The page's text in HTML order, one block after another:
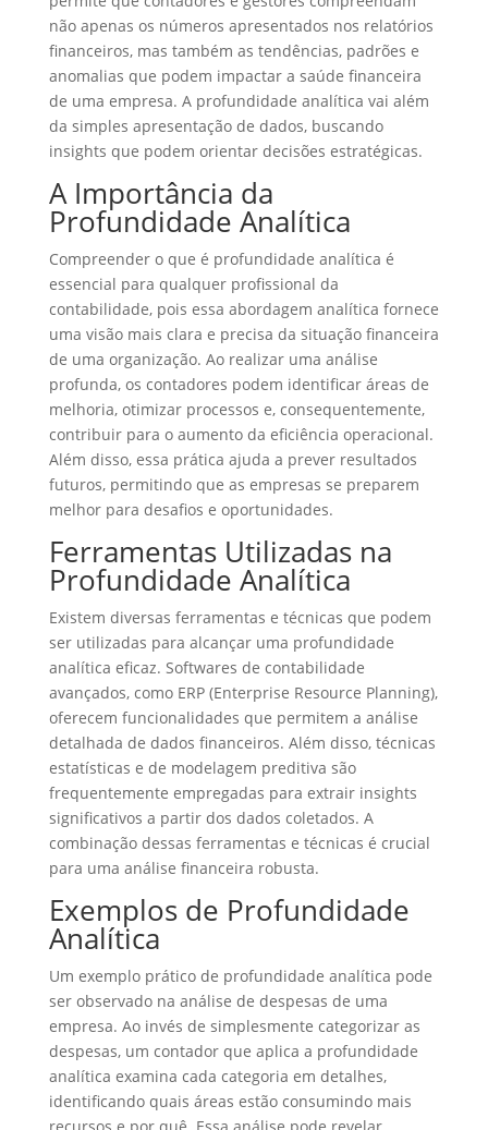
não apenas os números apresentados nos relatórios
financeiros, mas também as tendências, padrões e
anomalias que podem impactar a saúde financeira
de uma empresa. A profundidade analítica vai além
da simples apresentação de dados, buscando
insights que podem orientar decisões estratégicas.
A Importância da
Profundidade Analítica
Compreender o que é profundidade analítica é
essencial para qualquer profissional da
contabilidade, pois essa abordagem analítica fornece
uma visão mais clara e precisa da situação financeira
de uma organização. Ao realizar uma análise
profunda, os contadores podem identificar áreas de
melhoria, otimizar processos e, consequentemente,
contribuir para o aumento da eficiência operacional.
Além disso, essa prática ajuda a prever resultados
futuros, permitindo que as empresas se preparem
melhor para desafios e oportunidades.
Ferramentas Utilizadas na
Profundidade Analítica
Existem diversas ferramentas e técnicas que podem
ser utilizadas para alcançar uma profundidade
analítica eficaz. Softwares de contabilidade
avançados, como ERP (Enterprise Resource Planning),
oferecem funcionalidades que permitem a análise
detalhada de dados financeiros. Além disso, técnicas
estatísticas e de modelagem preditiva são
frequentemente empregadas para extrair insights
significativos a partir dos dados coletados. A
combinação dessas ferramentas e técnicas é crucial
para uma análise financeira robusta.
Exemplos de Profundidade
Analítica
Um exemplo prático de profundidade analítica pode
ser observado na análise de despesas de uma
empresa. Ao invés de simplesmente categorizar as
despesas, um contador que aplica a profundidade
analítica examina cada categoria em detalhes,
identificando quais áreas estão consumindo mais